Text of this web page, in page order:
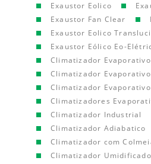
Exaustor Eolico
Exaustor Fan Clear
Exaustor Eolico
Exaustor Eólico Eo-
Climatizador
Climatizador
Climatizador Evaporativo
Climatizadores
Climatizador Industrial
Climatizador Adiabatico
Climatizador com
Climatizador